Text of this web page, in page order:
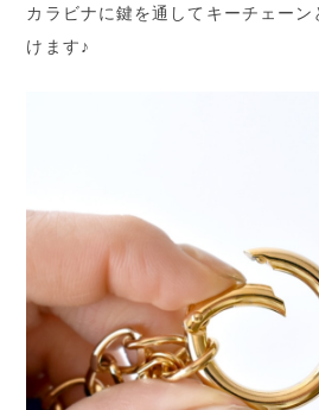
カラビナに鍵を通してキーチェー
けます♪